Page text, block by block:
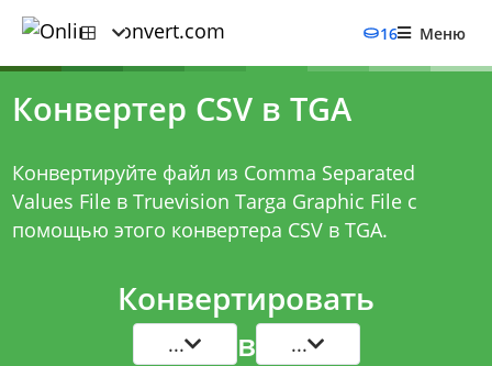
16 Меню
Конвертер CSV в TGA
Конвертируйте файл из Comma Separated
Values File в Truevision Targa Graphic File с
помощью этого конвертера CSV в TGA.
Конвертировать
... в ...